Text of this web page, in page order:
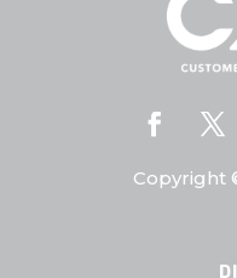
Copyright